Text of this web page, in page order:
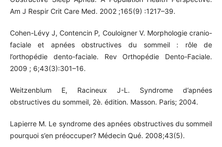
Am J Respir Crit Care Med. 2002 ;165(9) :1217–39.
Cohen-Lévy J, Contencin P, Couloigner V. Morphologie cranio-
faciale et apnées obstructives du sommeil : rôle de
l’orthopédie dento-faciale. Rev Orthopédie Dento-Faciale.
2009 ; 6;43(3):301–16.
Weitzenblum E, Racineux J-L. Syndrome d’apnées
obstructives du sommeil, 2è. édition. Masson. Paris; 2004.
Lapierre M. Le syndrome des apnées obstructives du sommeil
pourquoi s’en préoccuper? Médecin Qué. 2008;43(5).